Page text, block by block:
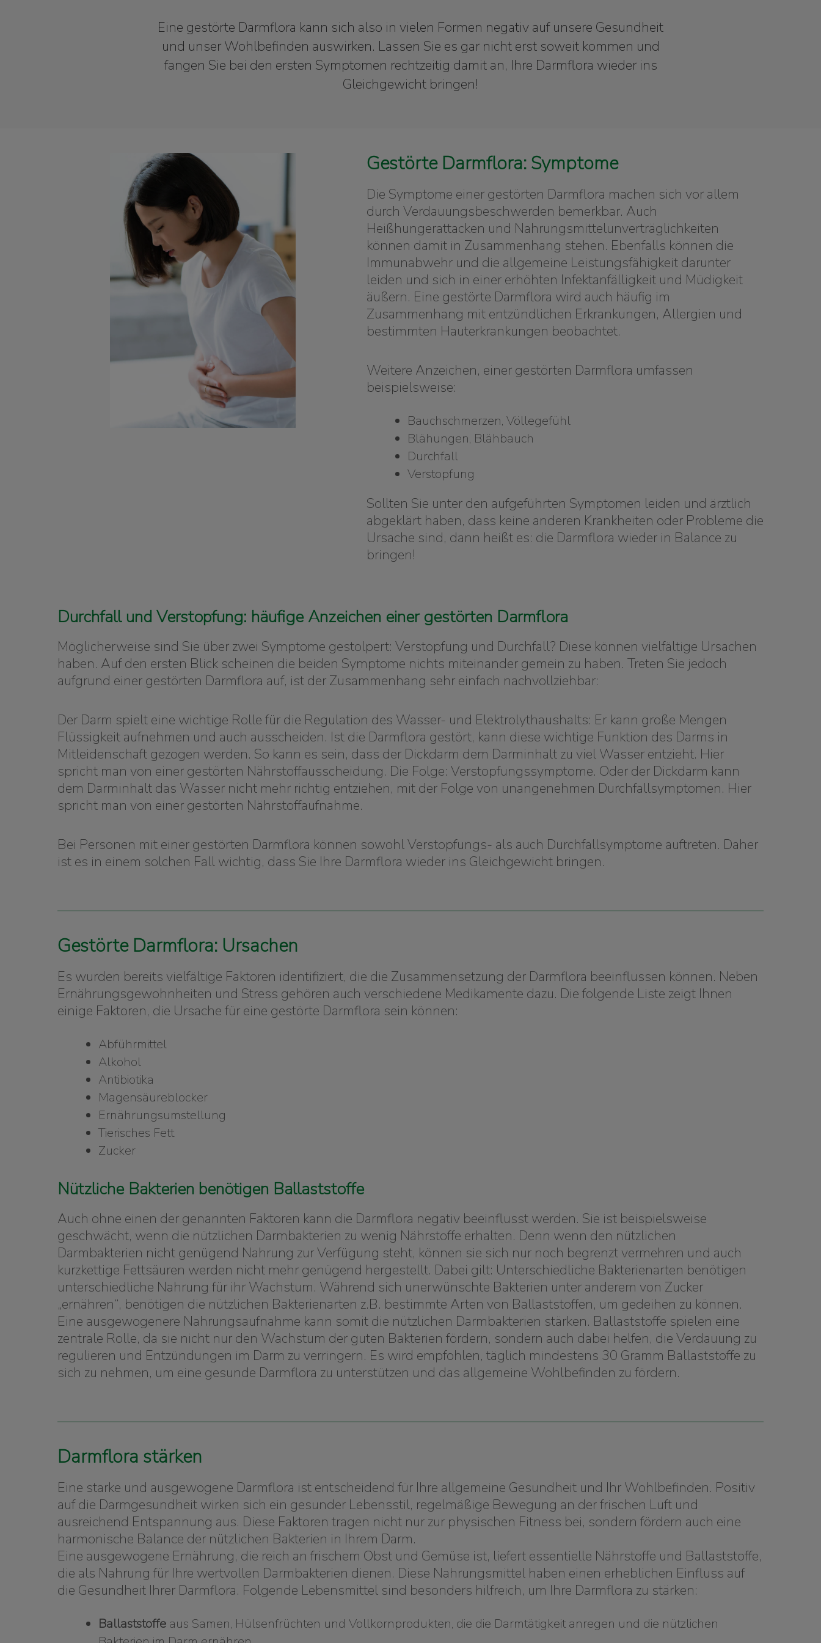
Eine gestörte Darmflora kann sich also in vielen Formen negativ auf unsere Gesundheit
und unser Wohlbefinden auswirken. Lassen Sie es gar nicht erst soweit kommen und
fangen Sie bei den ersten Symptomen rechtzeitig damit an, Ihre Darmflora wieder ins
Gleichgewicht bringen!
Gestörte Darmflora: Symptome
Die Symptome einer gestörten Darmflora machen sich vor allem
durch Verdauungsbeschwerden bemerkbar. Auch
Heißhungerattacken und Nahrungsmittelunverträglichkeiten
können damit in Zusammenhang stehen. Ebenfalls können die
Immunabwehr und die allgemeine Leistungsfähigkeit darunter
leiden und sich in einer erhöhten Infektanfälligkeit und Müdigkeit
äußern. Eine gestörte Darmflora wird auch häufig im
Zusammenhang mit entzündlichen Erkrankungen, Allergien und
bestimmten Hauterkrankungen beobachtet.
Weitere Anzeichen, einer gestörten Darmflora umfassen
beispielsweise:
Bauchschmerzen, Völlegefühl
Blähungen, Blähbauch
Durchfall
Verstopfung
Sollten Sie unter den aufgeführten Symptomen leiden und ärztlich
abgeklärt haben, dass keine anderen Krankheiten oder Probleme die
Ursache sind, dann heißt es: die Darmflora wieder in Balance zu
bringen!
Durchfall und Verstopfung: häufige Anzeichen einer gestörten Darmflora
Möglicherweise sind Sie über zwei Symptome gestolpert: Verstopfung und Durchfall? Diese können vielfältige Ursachen
haben. Auf den ersten Blick scheinen die beiden Symptome nichts miteinander gemein zu haben. Treten Sie jedoch
aufgrund einer gestörten Darmflora auf, ist der Zusammenhang sehr einfach nachvollziehbar:
Der Darm spielt eine wichtige Rolle für die Regulation des Wasser- und Elektrolythaushalts: Er kann große Mengen
Flüssigkeit aufnehmen und auch ausscheiden. Ist die Darmflora gestört, kann diese wichtige Funktion des Darms in
Mitleidenschaft gezogen werden. So kann es sein, dass der Dickdarm dem Darminhalt zu viel Wasser entzieht. Hier
spricht man von einer gestörten Nährstoffausscheidung. Die Folge: Verstopfungssymptome. Oder der Dickdarm kann
dem Darminhalt das Wasser nicht mehr richtig entziehen, mit der Folge von unangenehmen Durchfallsymptomen. Hier
spricht man von einer gestörten Nährstoffaufnahme.
Bei Personen mit einer gestörten Darmflora können sowohl Verstopfungs- als auch Durchfallsymptome auftreten. Daher
ist es in einem solchen Fall wichtig, dass Sie Ihre Darmflora wieder ins Gleichgewicht bringen.
Gestörte Darmflora: Ursachen
Es wurden bereits vielfältige Faktoren identifiziert, die die Zusammensetzung der Darmflora beeinflussen können. Neben
Ernährungsgewohnheiten und Stress gehören auch verschiedene Medikamente dazu. Die folgende Liste zeigt Ihnen
einige Faktoren, die Ursache für eine gestörte Darmflora sein können:
Abführmittel
Alkohol
Antibiotika
Magensäureblocker
Ernährungsumstellung
Tierisches Fett
Zucker
Nützliche Bakterien benötigen Ballaststoffe
Auch ohne einen der genannten Faktoren kann die Darmflora negativ beeinflusst werden. Sie ist beispielsweise
geschwächt, wenn die nützlichen Darmbakterien zu wenig Nährstoffe erhalten. Denn wenn den nützlichen
Darmbakterien nicht genügend Nahrung zur Verfügung steht, können sie sich nur noch begrenzt vermehren und auch
kurzkettige Fettsäuren werden nicht mehr genügend hergestellt. Dabei gilt: Unterschiedliche Bakterienarten benötigen
unterschiedliche Nahrung für ihr Wachstum. Während sich unerwünschte Bakterien unter anderem von Zucker
„ernähren“, benötigen die nützlichen Bakterienarten z.B. bestimmte Arten von Ballaststoffen, um gedeihen zu können.
Eine ausgewogenere Nahrungsaufnahme kann somit die nützlichen Darmbakterien stärken. Ballaststoffe spielen eine
zentrale Rolle, da sie nicht nur den Wachstum der guten Bakterien fördern, sondern auch dabei helfen, die Verdauung zu
regulieren und Entzündungen im Darm zu verringern. Es wird empfohlen, täglich mindestens 30 Gramm Ballaststoffe zu
sich zu nehmen, um eine gesunde Darmflora zu unterstützen und das allgemeine Wohlbefinden zu fördern.
Darmflora stärken
Eine starke und ausgewogene Darmflora ist entscheidend für Ihre allgemeine Gesundheit und Ihr Wohlbefinden. Positiv
auf die Darmgesundheit wirken sich ein gesunder Lebensstil, regelmäßige Bewegung an der frischen Luft und
ausreichend Entspannung aus. Diese Faktoren tragen nicht nur zur physischen Fitness bei, sondern fördern auch eine
harmonische Balance der nützlichen Bakterien in Ihrem Darm.
Eine ausgewogene Ernährung, die reich an frischem Obst und Gemüse ist, liefert essentielle Nährstoffe und Ballaststoffe,
die als Nahrung für Ihre wertvollen Darmbakterien dienen. Diese Nahrungsmittel haben einen erheblichen Einfluss auf
die Gesundheit Ihrer Darmflora. Folgende Lebensmittel sind besonders hilfreich, um Ihre Darmflora zu stärken:
Ballaststoffe aus Samen, Hülsenfrüchten und Vollkornprodukten, die die Darmtätigkeit anregen und die nützlichen